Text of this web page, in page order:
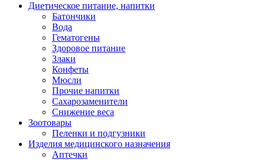
Диетическое питание, напитки
Батончики
Вода
Гематогены
Здоровое питание
Злаки
Конфеты
Мюсли
Прочие напитки
Сахарозаменители
Снижение веса
Зоотовары
Пеленки и подгузники
Изделия медицинского назначения
Аптечки